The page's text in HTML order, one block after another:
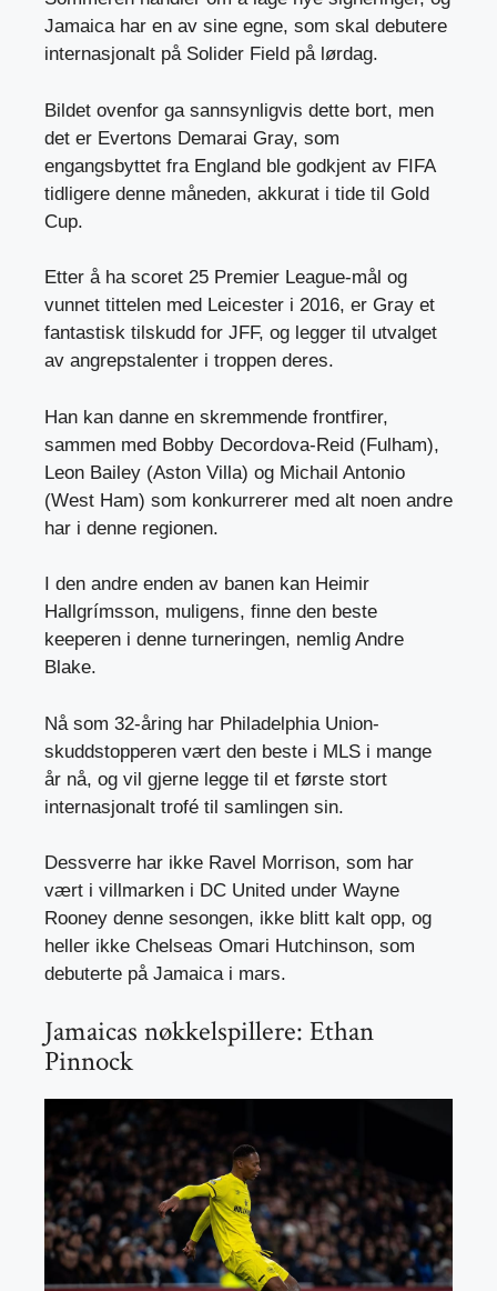
Jamaica har en av sine egne, som skal debutere
internasjonalt på Solider Field på lørdag.
Bildet ovenfor ga sannsynligvis dette bort, men
det er Evertons Demarai Gray, som
engangsbyttet fra England ble godkjent av FIFA
tidligere denne måneden, akkurat i tide til Gold
Cup.
Etter å ha scoret 25 Premier League-mål og
vunnet tittelen med Leicester i 2016, er Gray et
fantastisk tilskudd for JFF, og legger til utvalget
av angrepstalenter i troppen deres.
Han kan danne en skremmende frontfirer,
sammen med Bobby Decordova-Reid (Fulham),
Leon Bailey (Aston Villa) og Michail Antonio
(West Ham) som konkurrerer med alt noen andre
har i denne regionen.
I den andre enden av banen kan Heimir
Hallgrímsson, muligens, finne den beste
keeperen i denne turneringen, nemlig Andre
Blake.
Nå som 32-åring har Philadelphia Union-
skuddstopperen vært den beste i MLS i mange
år nå, og vil gjerne legge til et første stort
internasjonalt trofé til samlingen sin.
Dessverre har ikke Ravel Morrison, som har
vært i villmarken i DC United under Wayne
Rooney denne sesongen, ikke blitt kalt opp, og
heller ikke Chelseas Omari Hutchinson, som
debuterte på Jamaica i mars.
Jamaicas nøkkelspillere: Ethan
Pinnock